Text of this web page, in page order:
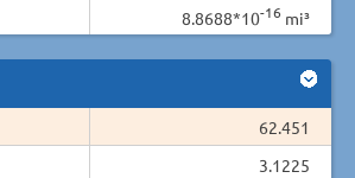
8.8688*10-16 mi³
62.451
3.1225